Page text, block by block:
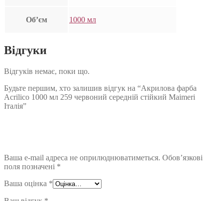
Об’єм 1000 мл
Відгуки
Відгуків немає, поки що.
Будьте першим, хто залишив відгук на “Акрилова фарба
Acrilico 1000 мл 259 червоний середній стійкий Maimeri
Італія”
Ваша e-mail адреса не оприлюднюватиметься. Обов’язкові
поля позначені *
Ваша оцінка *